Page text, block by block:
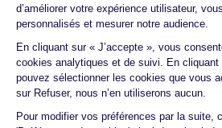
Aucun versement, de quelque
peut être exigé d'un
d'un ou plusieurs prêts
© 2026 Guide du crédit •Plan